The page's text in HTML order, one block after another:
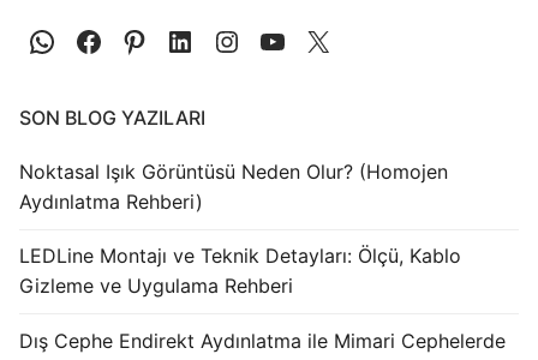
Sabit Gerilim Çubuk LED
Sabit Akım Çubuk LED
Alüminyum LED Profilleri
Plastik LED Profilleri
SON BLOG YAZILARI
Noktasal Işık Görüntüsü Neden Olur? (Homojen
Aydınlatma Rehberi)
LEDLine Montajı ve Teknik Detayları: Ölçü, Kablo
Gizleme ve Uygulama Rehberi
Dış Cephe Endirekt Aydınlatma ile Mimari Cephelerde